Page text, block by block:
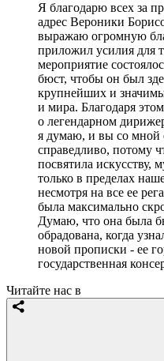
Я благодарю всех за
адрес Вероники
выражаю огромную
приложил усилия для
мероприятие
бюст, чтобы он был
крупнейших и
и мира. Благодаря
о легендарном
я думаю, и вы со мной
справедливо, потому
посвятила искусству,
только в пределах
несмотря на все ее
была максимально
Думаю, что она была
обрадована, когда
новой прописки - ее
государственная
Читайте нас в